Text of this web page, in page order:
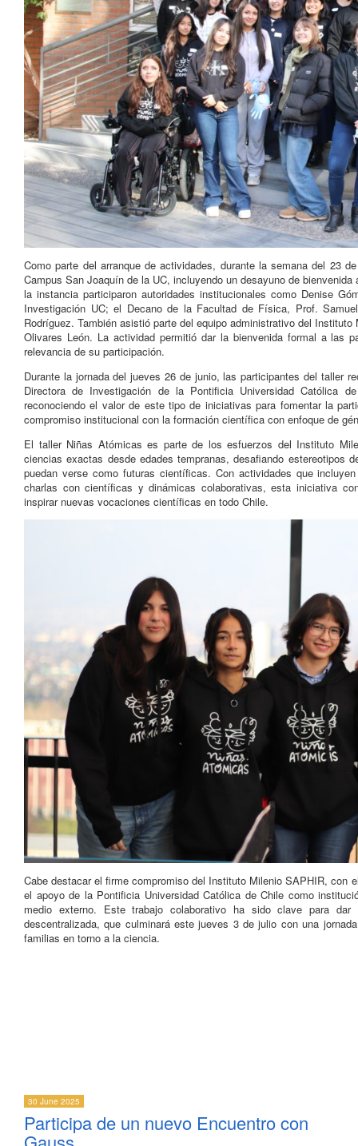
Como parte del arranque de actividades, durante la semana del 23
Campus San Joaquín de la UC, incluyendo un desayuno de
la instancia participaron autoridades institucionales como Denise
Investigación UC; el Decano de la Facultad de Física, Prof.
Rodríguez. También asistió parte del equipo administrativo del
Olivares León. La actividad permitió dar la bienvenida formal a las
relevancia de su participación.
Durante la jornada del jueves 26 de junio, las participantes del taller
Directora de Investigación de la Pontificia Universidad Católica
reconociendo el valor de este tipo de iniciativas para fomentar la
compromiso institucional con la formación científica con enfoque de
El taller Niñas Atómicas es parte de los esfuerzos del Instituto
ciencias exactas desde edades tempranas, desafiando estereotipos
puedan verse como futuras científicas. Con actividades que
charlas con científicas y dinámicas colaborativas, esta iniciativa
inspirar nuevas vocaciones científicas en todo Chile.
Cabe destacar el firme compromiso del Instituto Milenio SAPHIR, con
el apoyo de la Pontificia Universidad Católica de Chile como
medio externo. Este trabajo colaborativo ha sido clave para
descentralizada, que culminará este jueves 3 de julio con una
familias en torno a la ciencia.
30 June 2025
Participa de un nuevo Encuentro con